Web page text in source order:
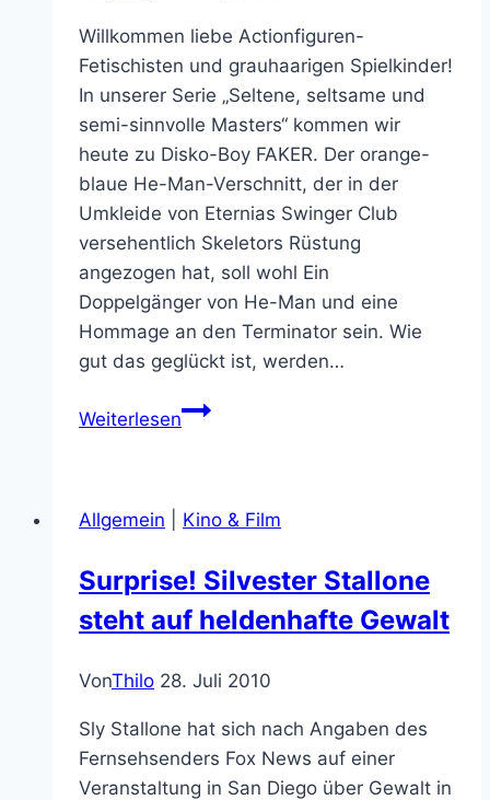
Willkommen liebe Actionfiguren-
Fetischisten und grauhaarigen Spielkinder!
In unserer Serie „Seltene, seltsame und
semi-sinnvolle Masters“ kommen wir
heute zu Disko-Boy FAKER. Der orange-
blaue He-Man-Verschnitt, der in der
Umkleide von Eternias Swinger Club
versehentlich Skeletors Rüstung
angezogen hat, soll wohl Ein
Doppelgänger von He-Man und eine
Hommage an den Terminator sein. Wie
gut das geglückt ist, werden…
WeiterlesenUSA-
Faker,
He-
Man-
Allgemein Kino & Film
Surprise! Silvester Stallone
steht auf heldenhafte Gewalt
VonThilo 28. Juli 2010
Sly Stallone hat sich nach Angaben des
Fernsehsenders Fox News auf einer
Veranstaltung in San Diego über Gewalt in